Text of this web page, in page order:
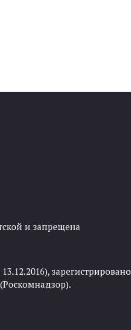
и запрещена
зарегистрировано